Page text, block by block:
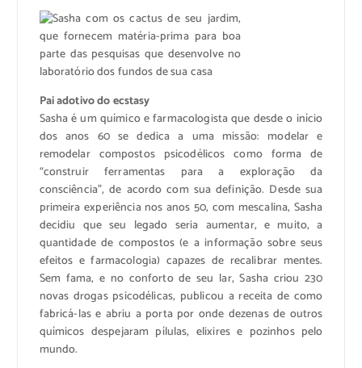
Pai adotivo do ecstasy
Sasha é um químico e farmacologista que desde o início
dos anos 60 se dedica a uma missão: modelar e
remodelar compostos psicodélicos como forma de
“construir ferramentas para a exploração da
consciência”, de acordo com sua definição. Desde sua
primeira experiência nos anos 50, com mescalina, Sasha
decidiu que seu legado seria aumentar, e muito, a
quantidade de compostos (e a informação sobre seus
efeitos e farmacologia) capazes de recalibrar mentes.
Sem fama, e no conforto de seu lar, Sasha criou 230
novas drogas psicodélicas, publicou a receita de como
fabricá-las e abriu a porta por onde dezenas de outros
químicos despejaram pílulas, elixires e pozinhos pelo
mundo.